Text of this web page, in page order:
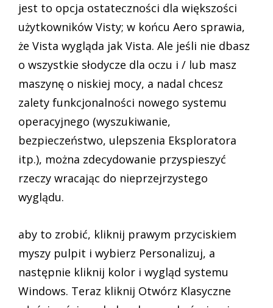
jest to opcja ostateczności dla większości
użytkowników Visty; w końcu Aero sprawia,
że Vista wygląda jak Vista. Ale jeśli nie dbasz
o wszystkie słodycze dla oczu i / lub masz
maszynę o niskiej mocy, a nadal chcesz
zalety funkcjonalności nowego systemu
operacyjnego (wyszukiwanie,
bezpieczeństwo, ulepszenia Eksploratora
itp.), można zdecydowanie przyspieszyć
rzeczy wracając do nieprzejrzystego
wyglądu.
aby to zrobić, kliknij prawym przyciskiem
myszy pulpit i wybierz Personalizuj, a
następnie kliknij kolor i wygląd systemu
Windows. Teraz kliknij Otwórz Klasyczne